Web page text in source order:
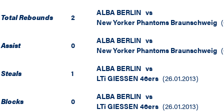
Total Rebounds 2 ALBA BERLIN vs
New Yorker Phantoms Braunschweig (
Assist 0 ALBA BERLIN vs
New Yorker Phantoms Braunschweig (
Steals 1 ALBA BERLIN vs
LTi GIESSEN 46ers (26.01.2013)
Blocks 0 ALBA BERLIN vs
LTi GIESSEN 46ers (26.01.2013)